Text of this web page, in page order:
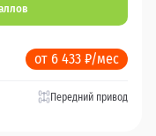
от 6 433 ₽/мес
Передний привод